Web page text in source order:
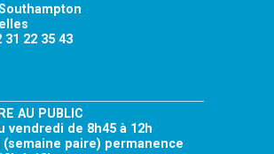
31 22 35 43
AU PUBLIC
vendredi de 8h45 à 12h
(semaine paire) permanence